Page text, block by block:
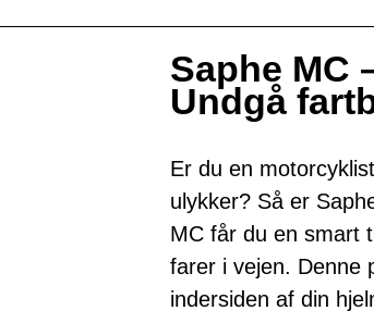
Saphe MC
Undgå
Er du en
ulykker? Så er
MC får du en smart
farer i vejen. Denne
indersiden af din